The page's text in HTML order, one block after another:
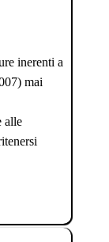
inerenti a
mai
alle